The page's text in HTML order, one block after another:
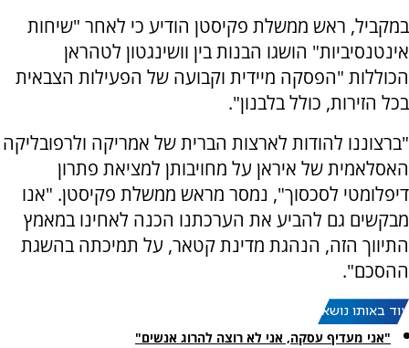
במקביל, ראש ממשלת פקיסטן הודיע כי לאחר "שיחות
אינטנסיביות" הושגו הבנות בין וושינגטון לטהראן
הכוללות "הפסקה מיידית וקבועה של הפעילות הצבאית
בכל הזירות, כולל בלבנון".
"ברצוננו להודות לארצות הברית של אמריקה ולרפובליקה
האסלאמית של איראן על מחויבותן למציאת פתרון
דיפלומטי לסכסוך", נמסר מראש ממשלת פקיסטן. "אנו
מבקשים גם להביע את הערכתנו הכנה לאחינו במאמץ
התיווך הזה, הנהגת מדינת קטאר, על תמיכתה בהשגת
ההסכם".
עוד באותו נושא:
"אני מעדיף עסקה, אני לא רוצה להרוג אנשים"